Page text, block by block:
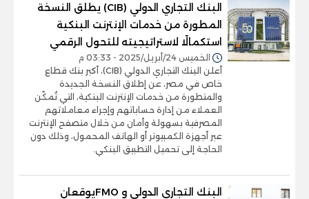
البنك التجاري الدولي (CIB) يطلق النسخة
المطورة من خدمات الإنترنت البنكية
استكمالًا لاستراتيجيته للتحول الرقمي
الخميس 24/أبريل/2025 - 03:33 م
أعلن البنك التجاري الدولي (CIB)، أكبر بنك قطاع
خاص في مصر، عن إطلاق النسخة الجديدة
والمتطورة من خدمات الإنترنت البنكية، التي تُمكّن
العملاء من إدارة حساباتهم وإجراء معاملاتهم
المصرفية بسهولة وأمان من خلال متصفح الإنترنت
عبر أجهزة الكمبيوتر أو الهاتف المحمول، وذلك دون
الحاجة إلى تحميل التطبيق البنكي.
البنك التجاري الدولي و FMOيوقعان